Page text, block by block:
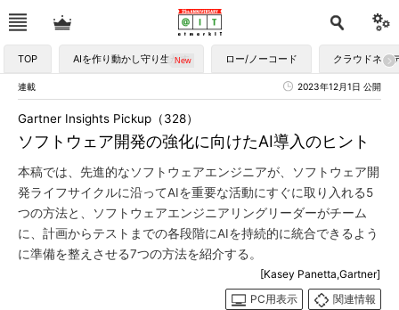
TOP AIを作り動かし守り生かす ロー/ノーコード クラウドネイ
連載 2023年12月1日 公開
ソフトウェア開発の強化に向けたAI導入のヒント
Gartner Insights Pickup（328）
本稿では、先進的なソフトウェアエンジニアが、ソフトウェア開
発ライフサイクルに沿ってAIを重要な活動にすぐに取り入れる5
つの方法と、ソフトウェアエンジニアリングリーダーがチーム
に、計画からテストまでの各段階にAIを持続的に統合できるよう
に準備を整えさせる7つの方法を紹介する。
[Kasey Panetta,Gartner]
PC用表示
関連情報